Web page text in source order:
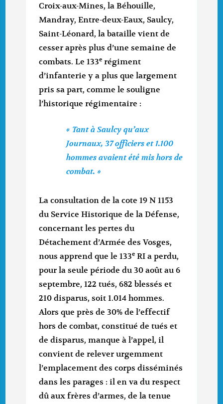
Croix-aux-Mines, la Béhouille,
Mandray, Entre-deux-Eaux, Saulcy,
Saint-Léonard, la bataille vient de
cesser après plus d’une semaine de
combats. Le 133e régiment
d’infanterie y a plus que largement
pris sa part, comme le souligne
l’historique régimentaire :
« Tant à Saulcy qu’aux
Journaux, 37 officiers et 1.100
hommes avaient été mis hors de
combat. »
La consultation de la cote 19 N 1153
du Service Historique de la Défense,
concernant les pertes du
Détachement d’Armée des Vosges,
nous apprend que le 133e RI a perdu,
pour la seule période du 30 août au 6
septembre, 122 tués, 682 blessés et
210 disparus, soit 1.014 hommes.
Alors que près de 30% de l’effectif
hors de combat, constitué de tués et
de disparus, manque à l’appel, il
convient de relever urgemment
l’emplacement des corps disséminés
dans les parages : il en va du respect
dû aux frères d’armes, de la tenue